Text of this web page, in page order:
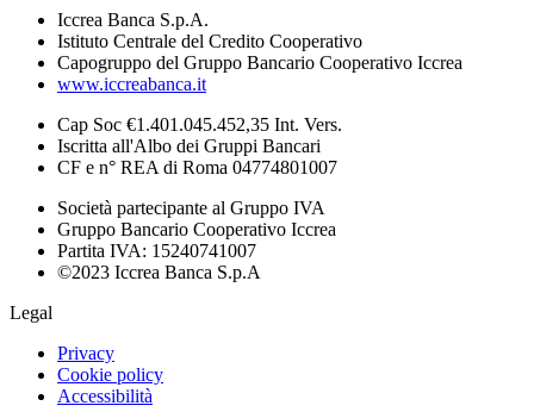
Iccrea Banca S.p.A.
Istituto Centrale del Credito Cooperativo
Capogruppo del Gruppo Bancario Cooperativo Iccrea
www.iccreabanca.it
Cap Soc €1.401.045.452,35 Int. Vers.
Iscritta all'Albo dei Gruppi Bancari
CF e n° REA di Roma 04774801007
Società partecipante al Gruppo IVA
Gruppo Bancario Cooperativo Iccrea
Partita IVA: 15240741007
©2023 Iccrea Banca S.p.A
Legal
Privacy
Cookie policy
Accessibilità